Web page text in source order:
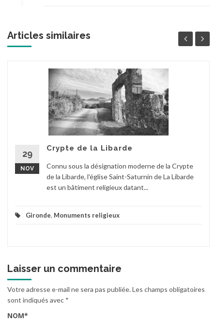
Articles similaires
29
NOV
Crypte de la Libarde
Connu sous la désignation moderne de la Crypte
de la Libarde, l'église Saint-Saturnin de La Libarde
est un bâtiment religieux datant...
Gironde, Monuments religieux
Laisser un commentaire
Votre adresse e-mail ne sera pas publiée.Les champs obligatoires
sont indiqués avec *
NOM*